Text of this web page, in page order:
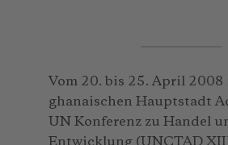
Vom 20. bis 25. April
ghanaischen Hauptstadt
UN Konferenz zu Handel
Entwicklung (UNCTAD